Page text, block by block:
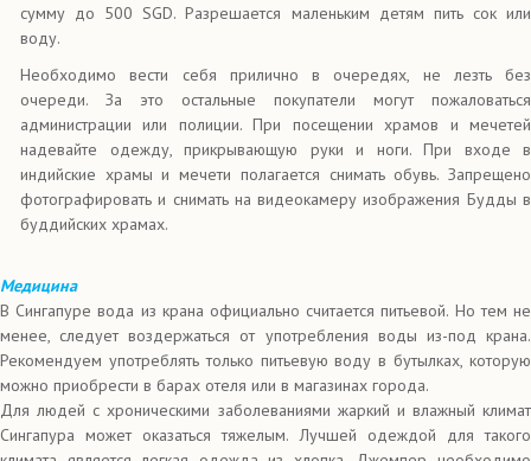
сумму до 500 SGD. Разрешается маленьким детям пить сок или
воду.
Необходимо вести себя прилично в очередях, не лезть без
очереди. За это остальные покупатели могут пожаловаться
администрации или полиции. При посещении храмов и мечетей
надевайте одежду, прикрывающую руки и ноги. При входе в
индийские храмы и мечети полагается снимать обувь. Запрещено
фотографировать и снимать на видеокамеру изображения Будды в
буддийских храмах.
Медицина
В Сингапуре вода из крана официально считается питьевой. Но тем не
менее, следует воздержаться от употребления воды из-под крана.
Рекомендуем употреблять только питьевую воду в бутылках, которую
можно приобрести в барах отеля или в магазинах города.
Для людей с хроническими заболеваниями жаркий и влажный климат
Сингапура может оказаться тяжелым. Лучшей одеждой для такого